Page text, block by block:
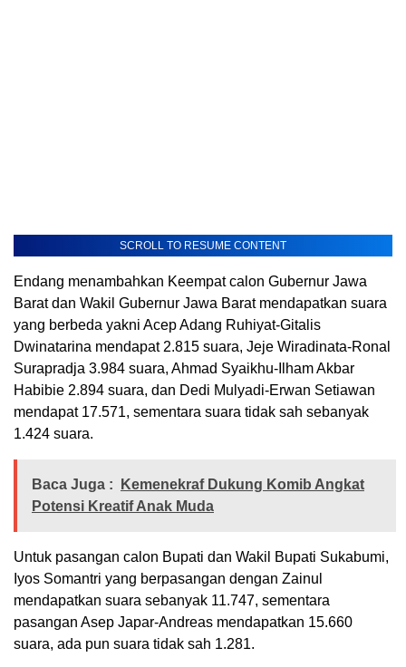
SCROLL TO RESUME CONTENT
Endang menambahkan Keempat calon Gubernur Jawa
Barat dan Wakil Gubernur Jawa Barat mendapatkan suara
yang berbeda yakni Acep Adang Ruhiyat-Gitalis
Dwinatarina mendapat 2.815 suara, Jeje Wiradinata-Ronal
Surapradja 3.984 suara, Ahmad Syaikhu-Ilham Akbar
Habibie 2.894 suara, dan Dedi Mulyadi-Erwan Setiawan
mendapat 17.571, sementara suara tidak sah sebanyak
1.424 suara.
Baca Juga :
Kemenekraf Dukung Komib Angkat
Potensi Kreatif Anak Muda
Untuk pasangan calon Bupati dan Wakil Bupati Sukabumi,
Iyos Somantri yang berpasangan dengan Zainul
mendapatkan suara sebanyak 11.747, sementara
pasangan Asep Japar-Andreas mendapatkan 15.660
suara, ada pun suara tidak sah 1.281.